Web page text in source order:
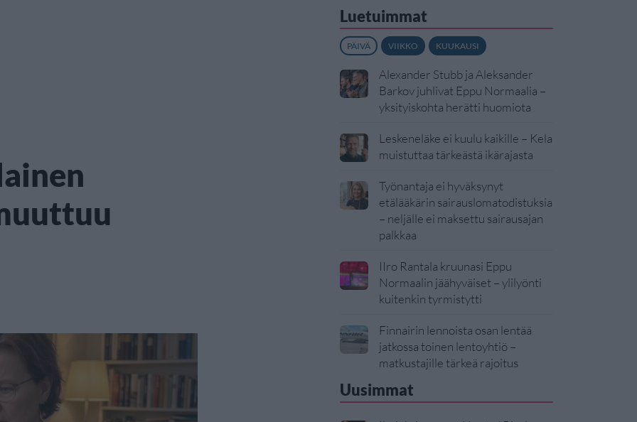
Luetuimmat
PÄIVÄ VIIKKO KUUKAUSI
Alexander Stubb ja Aleksander
Barkov juhlivat Eppu Normaalia –
yksityiskohta herätti huomiota
Leskeneläke ei kuulu kaikille – Kela
muistuttaa tärkeästä ikärajasta
Työnantaja ei hyväksynyt
etälääkärin sairauslomatodistuksia
– neljälle ei maksettu sairausajan
palkkaa
IIro Rantala kruunasi Eppu
Normaalin jäähyväiset – ylilyönti
kuitenkin tyrmistytti
Finnairin lennoista osan lentää
jatkossa toinen lentoyhtiö –
matkustajille tärkeä rajoitus
Uusimmat